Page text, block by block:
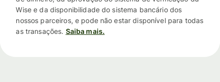
Wise e da disponibilidade do sistema bancário dos
nossos parceiros, e pode não estar disponível para todas
as transações. Saiba mais.